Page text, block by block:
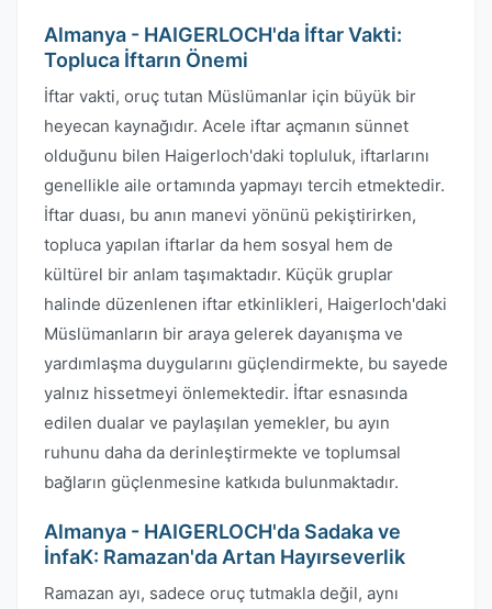
Almanya - HAIGERLOCH'da İftar Vakti:
Topluca İftarın Önemi
İftar vakti, oruç tutan Müslümanlar için büyük bir
heyecan kaynağıdır. Acele iftar açmanın sünnet
olduğunu bilen Haigerloch'daki topluluk, iftarlarını
genellikle aile ortamında yapmayı tercih etmektedir.
İftar duası, bu anın manevi yönünü pekiştirirken,
topluca yapılan iftarlar da hem sosyal hem de
kültürel bir anlam taşımaktadır. Küçük gruplar
halinde düzenlenen iftar etkinlikleri, Haigerloch'daki
Müslümanların bir araya gelerek dayanışma ve
yardımlaşma duygularını güçlendirmekte, bu sayede
yalnız hissetmeyi önlemektedir. İftar esnasında
edilen dualar ve paylaşılan yemekler, bu ayın
ruhunu daha da derinleştirmekte ve toplumsal
bağların güçlenmesine katkıda bulunmaktadır.
Almanya - HAIGERLOCH'da Sadaka ve
İnfaK: Ramazan'da Artan Hayırseverlik
Ramazan ayı, sadece oruç tutmakla değil, aynı